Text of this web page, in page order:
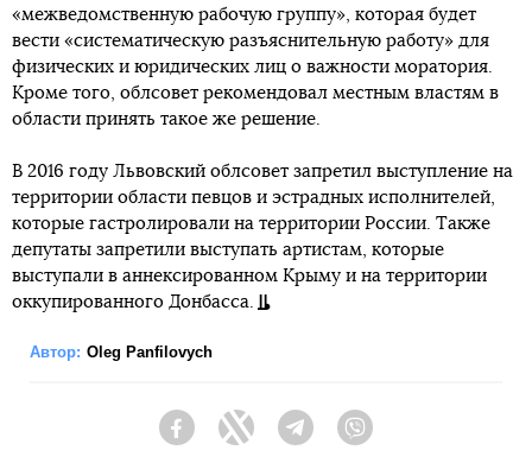
«межведомственную рабочую группу», которая будет
вести «систематическую разъяснительную работу» для
физических и юридических лиц о важности моратория.
Кроме того, облсовет рекомендовал местным властям в
области принять такое же решение.
В 2016 году Львовский облсовет запретил выступление на
территории области певцов и эстрадных исполнителей,
которые гастролировали на территории России. Также
депутаты запретили выступать артистам, которые
выступали в аннексированном Крыму и на территории
оккупированного Донбасса.
Автор: Oleg Panfilovych
FacebookTwitter Telegram